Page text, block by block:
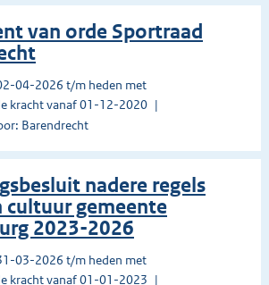
van orde Sportraad
04-2026 t/m heden met
kracht vanaf 01-12-2020
Barendrecht
nadere regels
cultuur gemeente
2023-2026
03-2026 t/m heden met
kracht vanaf 01-01-2023